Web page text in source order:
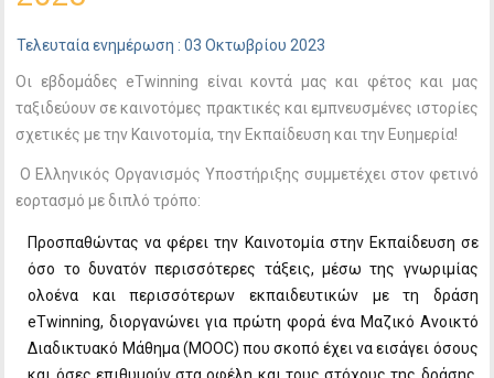
Τελευταία ενημέρωση : 03 Οκτωβρίου 2023
Οι εβδομάδες eTwinning είναι κοντά μας και φέτος και μας
ταξιδεύουν σε καινοτόμες πρακτικές και εμπνευσμένες ιστορίες
σχετικές με την Καινοτομία, την Εκπαίδευση και την Ευημερία!
Ο Ελληνικός Οργανισμός Υποστήριξης συμμετέχει στον φετινό
εορτασμό με διπλό τρόπο:
Προσπαθώντας να φέρει την Καινοτομία στην Εκπαίδευση σε
όσο το δυνατόν περισσότερες τάξεις, μέσω της γνωριμίας
ολοένα και περισσότερων εκπαιδευτικών με τη δράση
eTwinning, διοργανώνει για πρώτη φορά ένα Μαζικό Ανοικτό
Διαδικτυακό Μάθημα (ΜΟΟC) που σκοπό έχει να εισάγει όσους